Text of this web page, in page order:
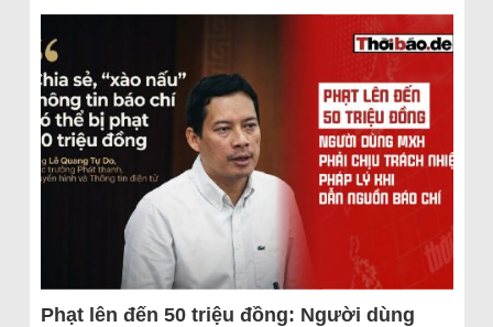
Phạt lên đến 50 triệu đồng: Người dùng